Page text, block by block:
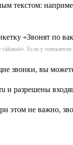
текстом:
Если у
звонки, вы
этом не важно,